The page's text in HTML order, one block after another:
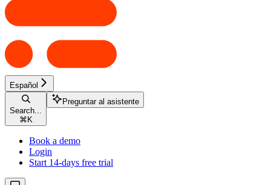
Español
Search...
⌘ K
Preguntar al asistente
Book a demo
Login
Start 14-days free trial